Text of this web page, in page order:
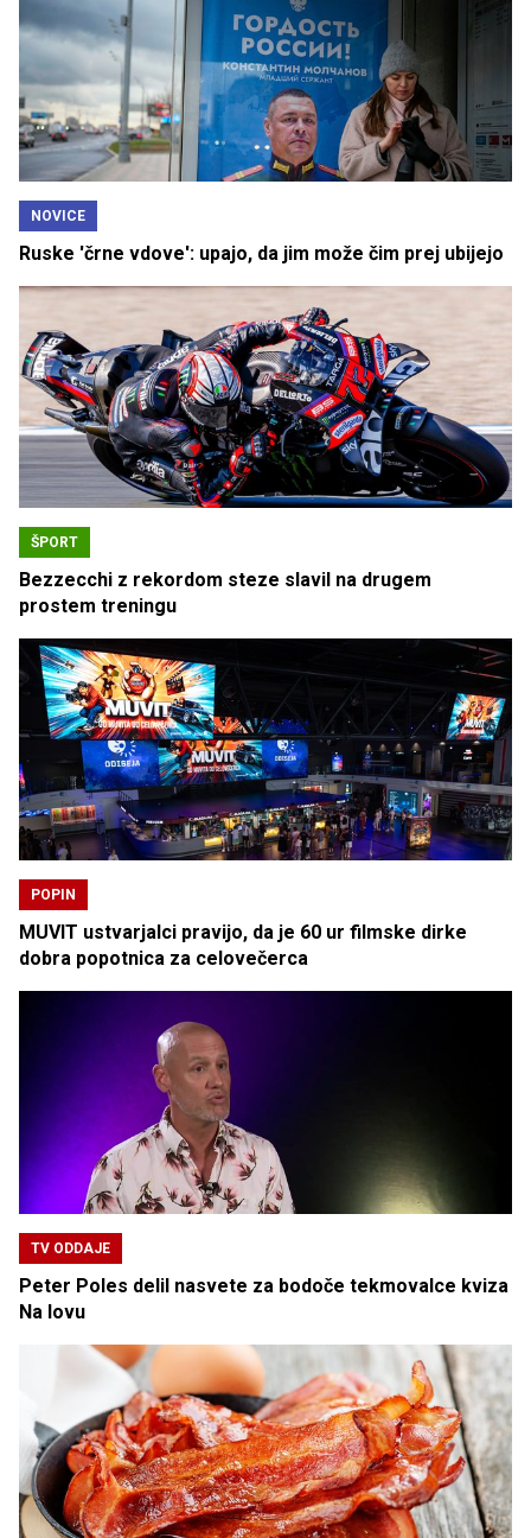
NOVICE
Ruske 'črne vdove': upajo, da jim može čim prej ubijejo
ŠPORT
Bezzecchi z rekordom steze slavil na drugem
prostem treningu
POPIN
MUVIT ustvarjalci pravijo, da je 60 ur filmske dirke
dobra popotnica za celovečerca
TV ODDAJE
Peter Poles delil nasvete za bodoče tekmovalce kviza
Na lovu